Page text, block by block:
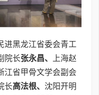
进黑龙江省委会青工
院长张永昌、
上海赵
江省甲骨文学会副会
长高法根、 沈阳开明